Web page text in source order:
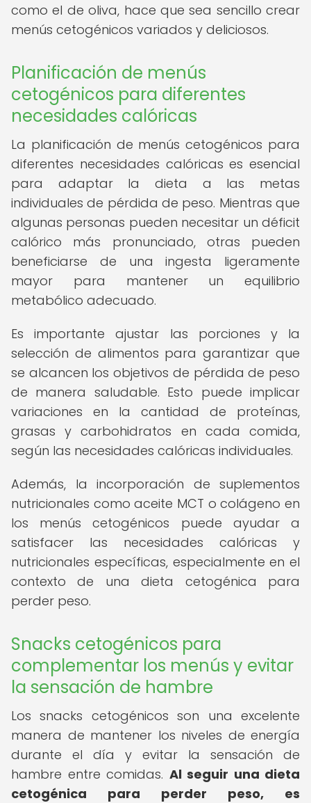
como el de oliva, hace que sea sencillo crear
menús cetogénicos variados y deliciosos.
Planificación de menús
cetogénicos para diferentes
necesidades calóricas
La planificación de menús cetogénicos para
diferentes necesidades calóricas es esencial
para adaptar la dieta a las metas
individuales de pérdida de peso. Mientras que
algunas personas pueden necesitar un déficit
calórico más pronunciado, otras pueden
beneficiarse de una ingesta ligeramente
mayor para mantener un equilibrio
metabólico adecuado.
Es importante ajustar las porciones y la
selección de alimentos para garantizar que
se alcancen los objetivos de pérdida de peso
de manera saludable. Esto puede implicar
variaciones en la cantidad de proteínas,
grasas y carbohidratos en cada comida,
según las necesidades calóricas individuales.
Además, la incorporación de suplementos
nutricionales como aceite MCT o colágeno en
los menús cetogénicos puede ayudar a
satisfacer las necesidades calóricas y
nutricionales específicas, especialmente en el
contexto de una dieta cetogénica para
perder peso.
Snacks cetogénicos para
complementar los menús y evitar
la sensación de hambre
Los snacks cetogénicos son una excelente
manera de mantener los niveles de energía
durante el día y evitar la sensación de
hambre entre comidas. Al seguir una dieta
cetogénica para perder peso, es